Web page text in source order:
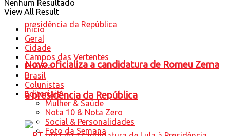
Novo oficializa a candidatura de Romeu Zema
à presidência da República
Nenhum Resultado
View All Result
Início
Geral
Cidade
Campos das Vertentes
Política
Brasil
Colunistas
Editoriais
Mulher & Saúde
Nota 10 & Nota Zero
Social & Personalidades
Foto da Semana